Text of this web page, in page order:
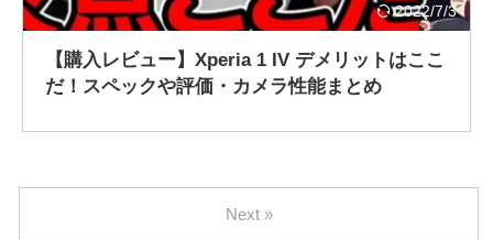
2022/7/3
【購入レビュー】Xperia 1 IV デメリットはここ
だ！スペックや評価・カメラ性能まとめ
Next »